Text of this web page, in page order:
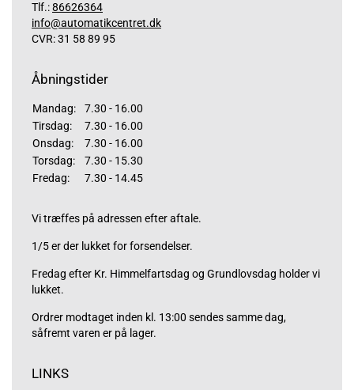
Tlf.:86626364
info@automatikcentret.dk
CVR: 31 58 89 95
Åbningstider
Mandag:
7.30 - 16.00
Tirsdag:
7.30 - 16.00
Onsdag:
7.30 - 16.00
Torsdag:
7.30 - 15.30
Fredag:
7.30 - 14.45
Vi træffes på adressen efter aftale.
1/5 er der lukket for forsendelser.
Fredag efter Kr. Himmelfartsdag og Grundlovsdag holder vi
lukket.
Ordrer modtaget inden kl. 13:00 sendes samme dag,
såfremt varen er på lager.
LINKS